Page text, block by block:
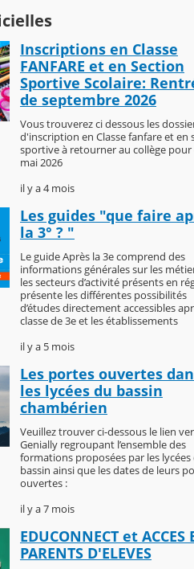
Inscriptions en Classe
FANFARE et en Section
Sportive Scolaire:
de septembre 2026
Vous trouverez ci dessous les
d'inscription en Classe fanfare et en
sportive à retourner au collège pour
mai 2026
il y a 4 mois
Les guides "que faire
la 3° ? "
Le guide Après la 3e comprend des
informations générales sur les
les secteurs d’activité présents en
présente les différentes possibilités
d’études directement accessibles
classe de 3e et les établissements
il y a 5 mois
Les portes ouvertes
les lycées du bassin
chambérien
Veuillez trouver ci-dessous le lien
Genially regroupant l’ensemble des
formations proposées par les lycées
bassin ainsi que les dates de leurs
ouvertes :
il y a 7 mois
EDUCONNECT et ACCES
PARENTS D'ELEVES